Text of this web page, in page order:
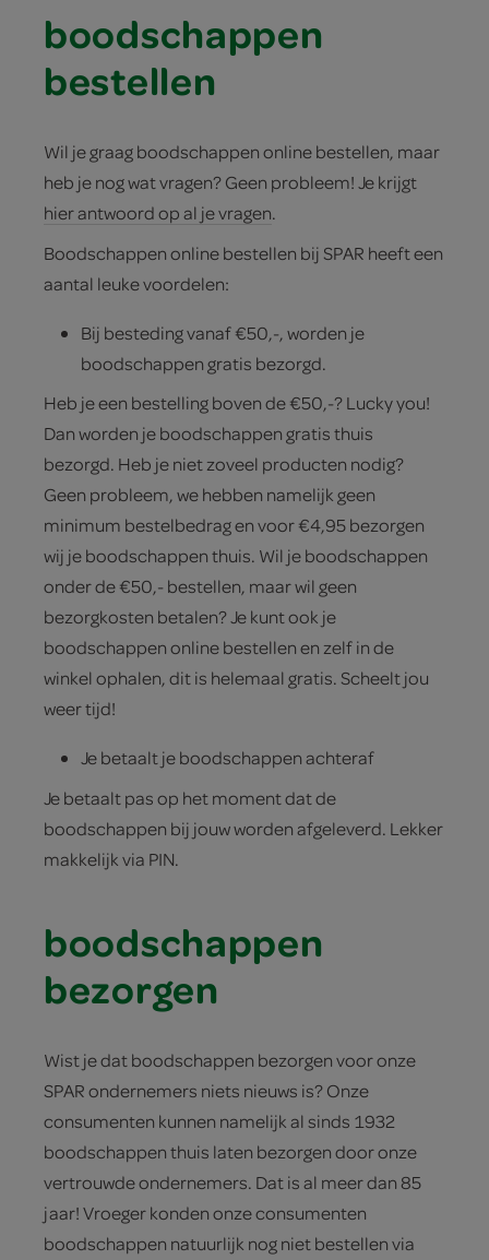
boodschappen
bestellen
Wil je graag boodschappen online bestellen, maar
heb je nog wat vragen? Geen probleem! Je krijgt
hier antwoord op al je vragen.
Boodschappen online bestellen bij SPAR heeft een
aantal leuke voordelen:
Bij besteding vanaf €50,-, worden je
boodschappen gratis bezorgd.
Heb je een bestelling boven de €50,-? Lucky you!
Dan worden je boodschappen gratis thuis
bezorgd. Heb je niet zoveel producten nodig?
Geen probleem, we hebben namelijk geen
minimum bestelbedrag en voor €4,95 bezorgen
wij je boodschappen thuis. Wil je boodschappen
onder de €50,- bestellen, maar wil geen
bezorgkosten betalen? Je kunt ook je
boodschappen online bestellen en zelf in de
winkel ophalen, dit is helemaal gratis. Scheelt jou
weer tijd!
Je betaalt je boodschappen achteraf
Je betaalt pas op het moment dat de
boodschappen bij jouw worden afgeleverd. Lekker
makkelijk via PIN.​
boodschappen
bezorgen
Wist je dat boodschappen bezorgen voor onze
SPAR ondernemers niets nieuws is? Onze
consumenten kunnen namelijk al sinds 1932
boodschappen thuis laten bezorgen door onze
vertrouwde ondernemers. Dat is al meer dan 85
jaar! Vroeger konden onze consumenten
boodschappen natuurlijk nog niet bestellen via